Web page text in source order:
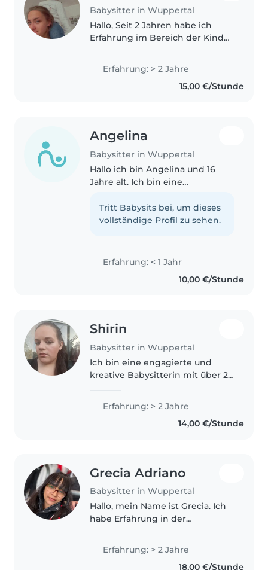
Babysitter in Wuppertal
Hallo, Seit 2 Jahren habe ich
Erfahrung im Bereich der Kinder
sportlich und ein aktiver aber
auch für Hausaufgaben oder
anderen Spaß zu haben.
Erfahrung: > 2 Jahre
15,00 €/Stunde
Angelina
Babysitter in Wuppertal
Hallo ich bin Angelina und 16
Jahre alt. Ich bin eine
Babysitterin mit
Grundkenntnissen in der
Tritt Babysits bei, um dieses
vollständige Profil zu sehen.
Erfahrung: < 1 Jahr
10,00 €/Stunde
Shirin
Babysitter in Wuppertal
Ich bin eine engagierte und
kreative Babysitterin mit über 2
Alters – von Babys bis zu
Teenagern. Mit meiner
Erfahrung: > 2 Jahre
14,00 €/Stunde
Grecia Adriano
Babysitter in Wuppertal
Hallo, mein Name ist Grecia. Ich
habe Erfahrung in der
Heimatland habe ich als Lehrer
gearbeitet und freiwillig
Erfahrung: > 2 Jahre
18,00 €/Stunde